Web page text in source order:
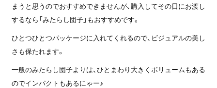
まうと思うのでおすすめできませんが、購入してその日にお渡し
するなら「みたらし団子」もおすすめです。
ひとつひとつパッケージに入れてくれるので、ビジュアルの美し
さも保たれます。
一般のみたらし団子よりは、ひとまわり大きくボリュームもある
のでインパクトもあるにゃー♪